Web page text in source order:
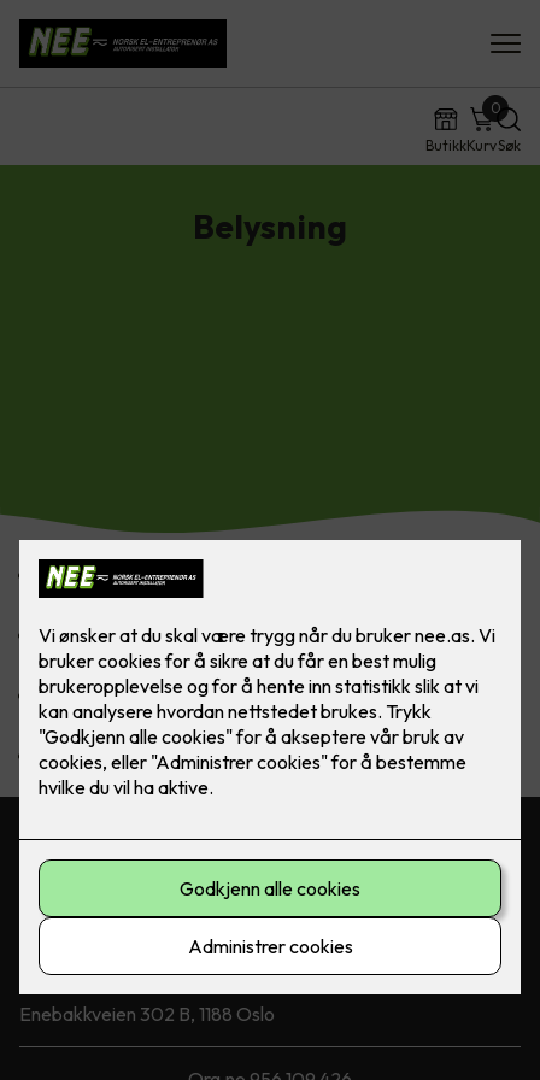
ButikkKurv
0
Søk
Belysning
Vi har lang erfaring i prosjektering, levering og montering
av alle typer lysanlegg
Vi leverer og skaffer utstyr fra alle leverandører på det
norske markedet
Vi leverer alt fra utendørs effektanlegg til lavvolt anlegg i
boliger
Fiberoptikk kan også leveres
23 39 35 00
post@nee.as
Besøksadresse
Enebakkveien 302 B, 1188 Oslo